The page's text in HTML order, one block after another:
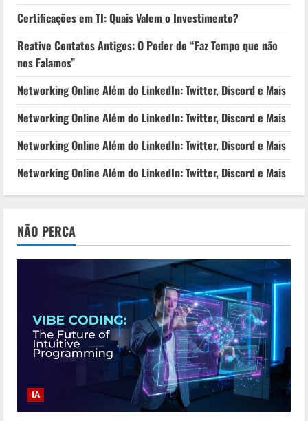
Certificações em TI: Quais Valem o Investimento?
Reative Contatos Antigos: O Poder do “Faz Tempo que não
nos Falamos”
Networking Online Além do LinkedIn: Twitter, Discord e Mais
Networking Online Além do LinkedIn: Twitter, Discord e Mais
Networking Online Além do LinkedIn: Twitter, Discord e Mais
Networking Online Além do LinkedIn: Twitter, Discord e Mais
NÃO PERCA
IA